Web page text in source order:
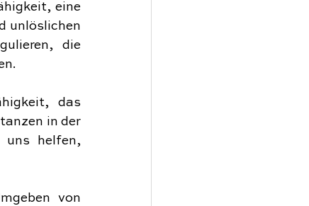
eine
unlöslichen
die
das
in der
uns helfen,
von